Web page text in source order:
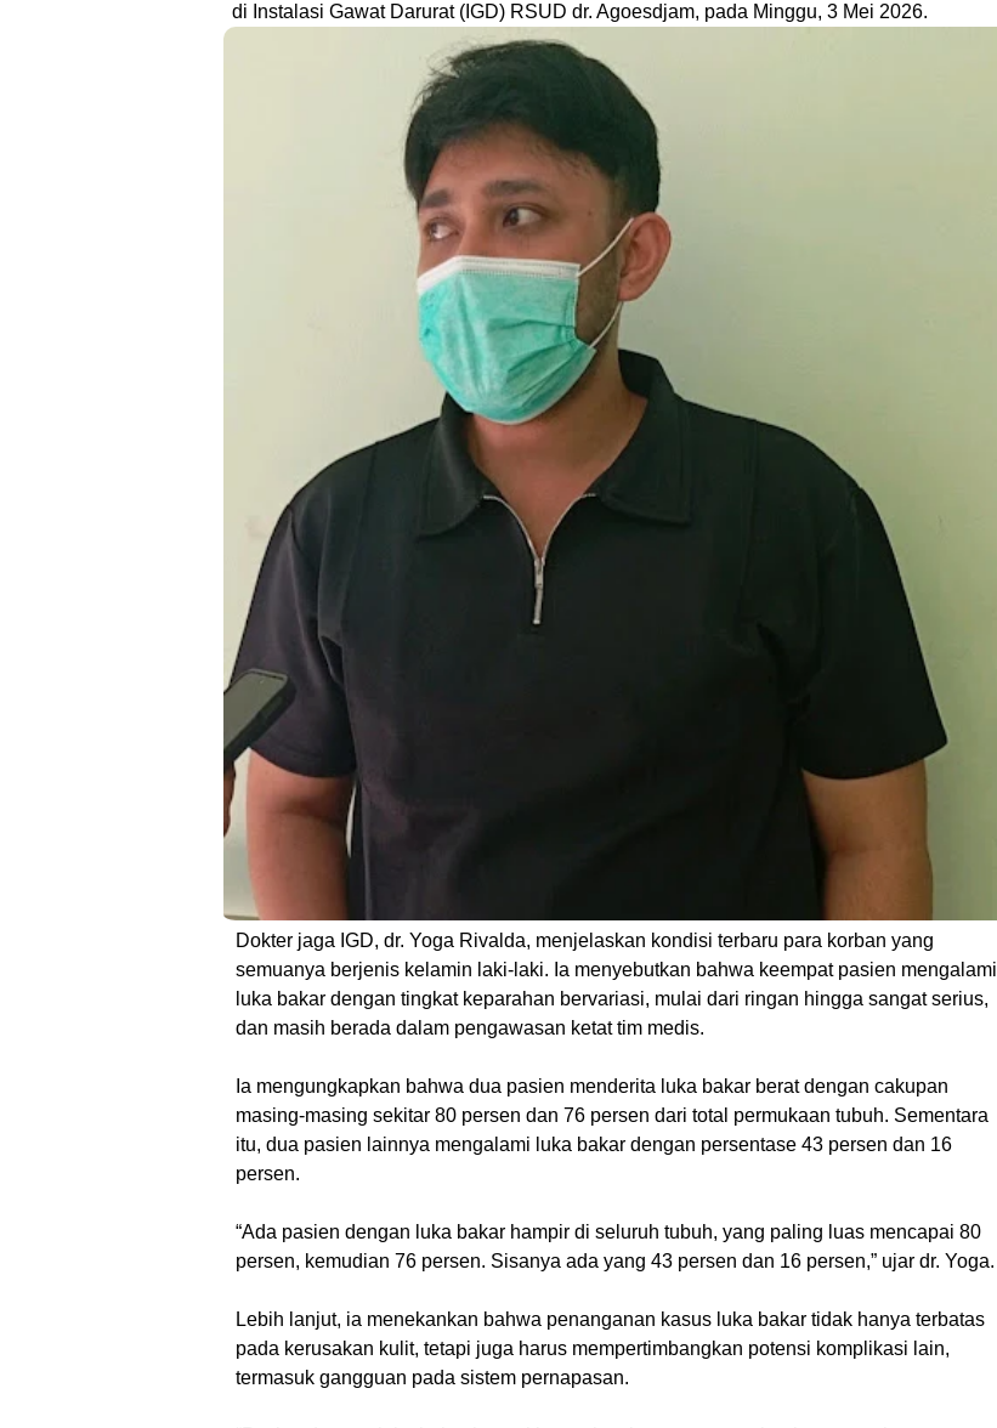
di Instalasi Gawat Darurat (IGD) RSUD dr. Agoesdjam, pada Minggu, 3 Mei 2026.
Dokter jaga IGD, dr. Yoga Rivalda, menjelaskan kondisi terbaru para korban yang
semuanya berjenis kelamin laki-laki. Ia menyebutkan bahwa keempat pasien mengalami
luka bakar dengan tingkat keparahan bervariasi, mulai dari ringan hingga sangat serius,
dan masih berada dalam pengawasan ketat tim medis.
Ia mengungkapkan bahwa dua pasien menderita luka bakar berat dengan cakupan
masing-masing sekitar 80 persen dan 76 persen dari total permukaan tubuh. Sementara
itu, dua pasien lainnya mengalami luka bakar dengan persentase 43 persen dan 16
persen.
“Ada pasien dengan luka bakar hampir di seluruh tubuh, yang paling luas mencapai 80
persen, kemudian 76 persen. Sisanya ada yang 43 persen dan 16 persen,” ujar dr. Yoga.
Lebih lanjut, ia menekankan bahwa penanganan kasus luka bakar tidak hanya terbatas
pada kerusakan kulit, tetapi juga harus mempertimbangkan potensi komplikasi lain,
termasuk gangguan pada sistem pernapasan.